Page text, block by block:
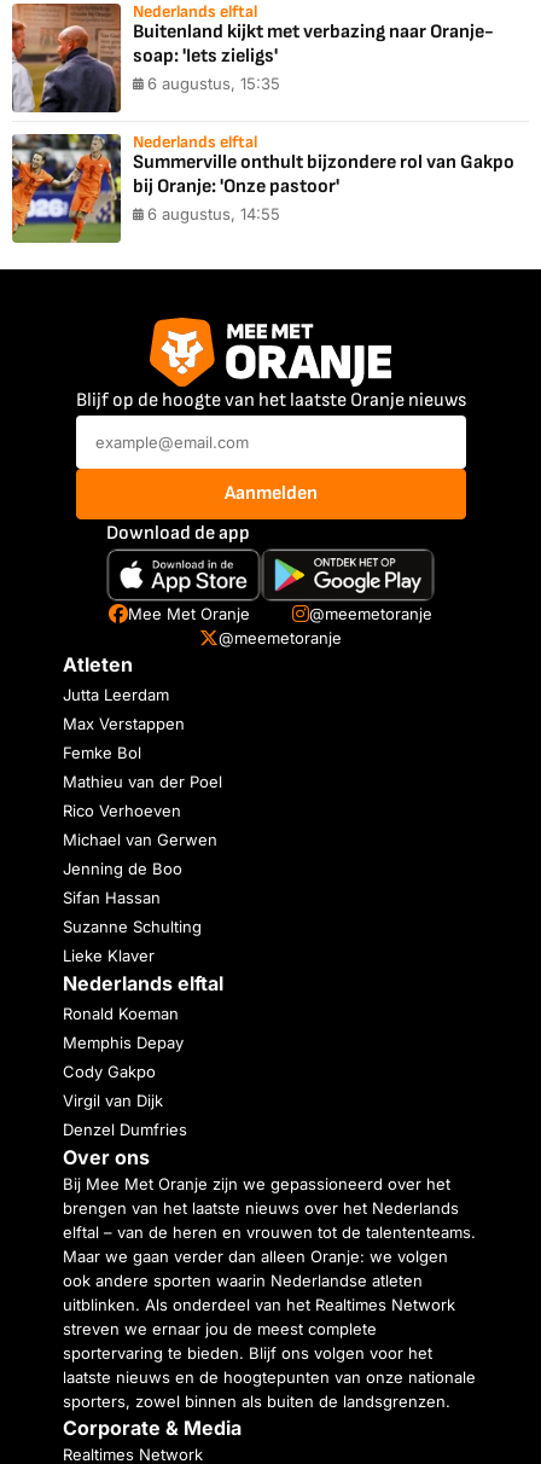
Nederlands elftal
Buitenland kijkt met verbazing naar Oranje-
soap: 'Iets zieligs'
6 augustus, 15:35
Nederlands elftal
Summerville onthult bijzondere rol van Gakpo
bij Oranje: 'Onze pastoor'
6 augustus, 14:55
Blijf op de hoogte van het laatste Oranje nieuws
Aanmelden
Download de app
Mee Met Oranje
@meemetoranje
@meemetoranje
Atleten
Jutta Leerdam
Max Verstappen
Femke Bol
Mathieu van der Poel
Rico Verhoeven
Michael van Gerwen
Jenning de Boo
Sifan Hassan
Suzanne Schulting
Lieke Klaver
Nederlands elftal
Ronald Koeman
Memphis Depay
Cody Gakpo
Virgil van Dijk
Denzel Dumfries
Over ons
Bij Mee Met Oranje zijn we gepassioneerd over het
brengen van het laatste nieuws over het Nederlands
elftal – van de heren en vrouwen tot de talententeams.
Maar we gaan verder dan alleen Oranje: we volgen
ook andere sporten waarin Nederlandse atleten
uitblinken. Als onderdeel van het Realtimes Network
streven we ernaar jou de meest complete
sportervaring te bieden. Blijf ons volgen voor het
laatste nieuws en de hoogtepunten van onze nationale
sporters, zowel binnen als buiten de landsgrenzen.
Corporate & Media
Realtimes Network